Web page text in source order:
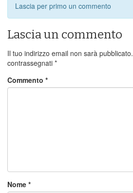
Lascia per primo un commento
Lascia un commento
Il tuo indirizzo email non sarà pubblicato.
contrassegnati *
Commento *
Nome *